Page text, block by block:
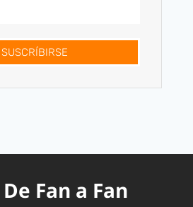
SUSCRÍBIRSE
Fan a Fan